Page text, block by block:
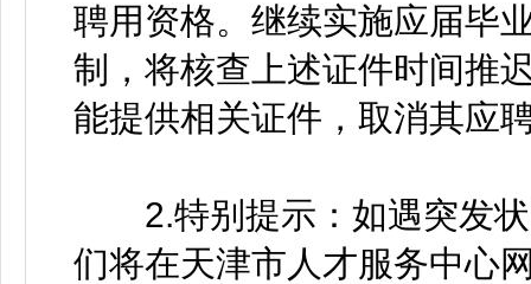
聘用资格。继续实施应届毕
制，将核查上述证件时间推
能提供相关证件，取消其应
2.特别提示：如遇突发状
们将在天津市人才服务中心